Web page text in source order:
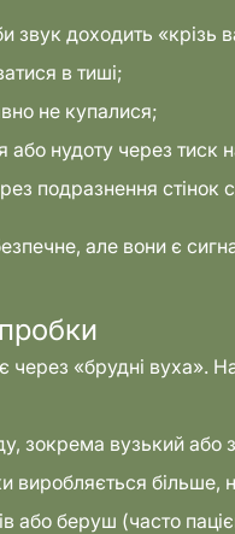
звук доходить «крізь
в тиші;
не купалися;
або нудоту через тиск
подразнення стінок
але вони є
«брудні вуха».
зокрема вузький або
виробляється більше,
або беруш (часто